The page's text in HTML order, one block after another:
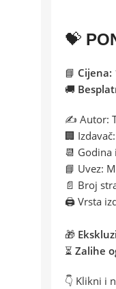
💝
📘 Cijena:
🚚
✍️ Autor:
🏢
📆 Godina
📘 Uvez:
📄 Broj
🖨️ Vrsta
🎁
⏳ Zalihe
👇 Klikni i